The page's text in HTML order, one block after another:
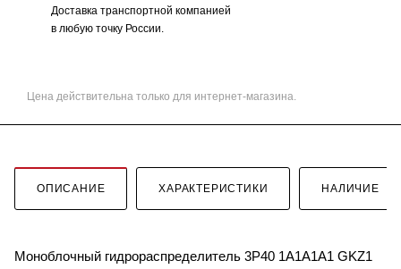
Доставка транспортной компанией
в любую точку России.
Цена действительна только для интернет-магазина.
ОПИСАНИЕ ХАРАКТЕРИСТИКИ НАЛИЧИЕ
Моноблочный гидрораспределитель 3P40 1A1A1A1 GKZ1